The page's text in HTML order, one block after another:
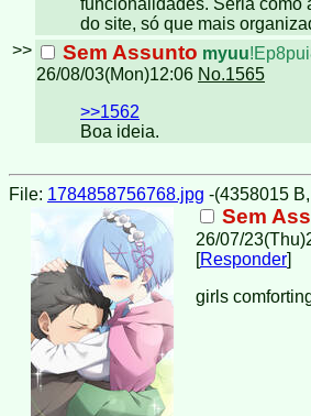
funcionalidades. Seria como
do site, só que mais
>>
Sem Assunto myuu
26/08/03(Mon)12:06 No.1565
>>1562
Boa ideia.
File: 1784858756768.jpg -(4358015
Sem
26/07/
[Responder]
girls